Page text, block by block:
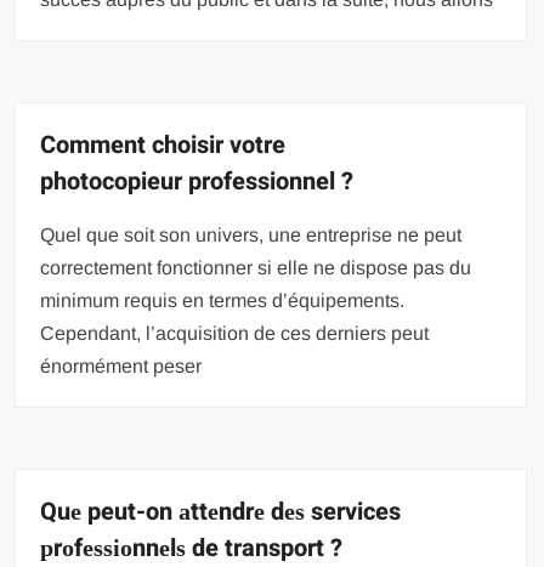
Comment choisir votre
photocopieur professionnel ?
Quel que soit son univers, une entreprise ne peut
correctement fonctionner si elle ne dispose pas du
minimum requis en termes d’équipements.
Cependant, l’acquisition de ces derniers peut
énormément peser
Quе peut-on аttеndrе dеѕ services
рrоfеѕѕіоnnеlѕ de transport ?